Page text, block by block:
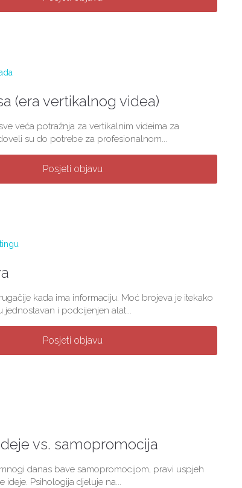
(era vertikalnog videa)
veća potražnja za vertikalnim videima za
su do potrebe za profesionalnom...
Posjeti objavu
kada ima informaciju. Moć brojeva je itekako
jednostavan i podcijenjen alat...
Posjeti objavu
vs. samopromocija
danas bave samopromocijom, pravi uspjeh
ideje. Psihologija djeluje na...